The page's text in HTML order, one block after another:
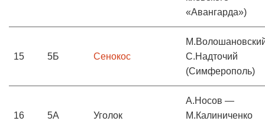
«Авангарда»)
15 5Б Сенокос
С.Надточий
(Симферополь)
16 5А Уголок
А.Носов —
М.Калиниченко